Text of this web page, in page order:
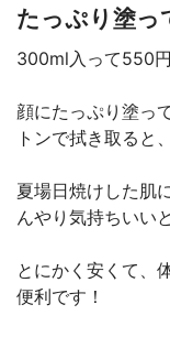
たっぷり塗っ
300ml入って550
顔にたっぷり塗っ
トンで拭き取ると
夏場日焼けした肌
んやり気持ちいい
とにかく安くて、
便利です！